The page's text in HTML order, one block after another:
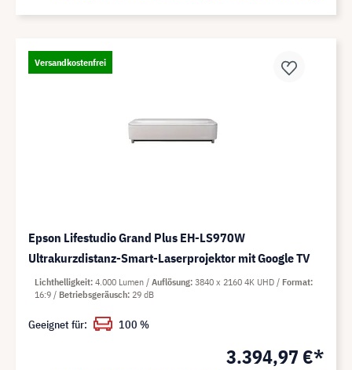
Versandkostenfrei
Epson Lifestudio Grand Plus EH-LS970W
Ultrakurzdistanz-Smart-Laserprojektor mit Google TV
3.394,97 €*
Lichthelligkeit 4.000 Lumen Auflösung 3840 x 2160 4K UHD
Format
16:9
Betriebsgeräusch 29 dB
Geeignet für: 100 %